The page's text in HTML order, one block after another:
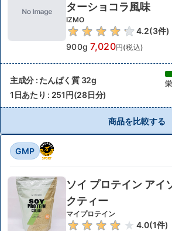
ターショコラ風味
IZMO
4.2(3件)
900g 7,020円(税込)
主成分 : たんぱく質 32g
1日あたり : 251円(28日分)
商品を比較する
GMP
ソイ プロテイン アイ
クティー
マイプロテイン
4.0(1件)